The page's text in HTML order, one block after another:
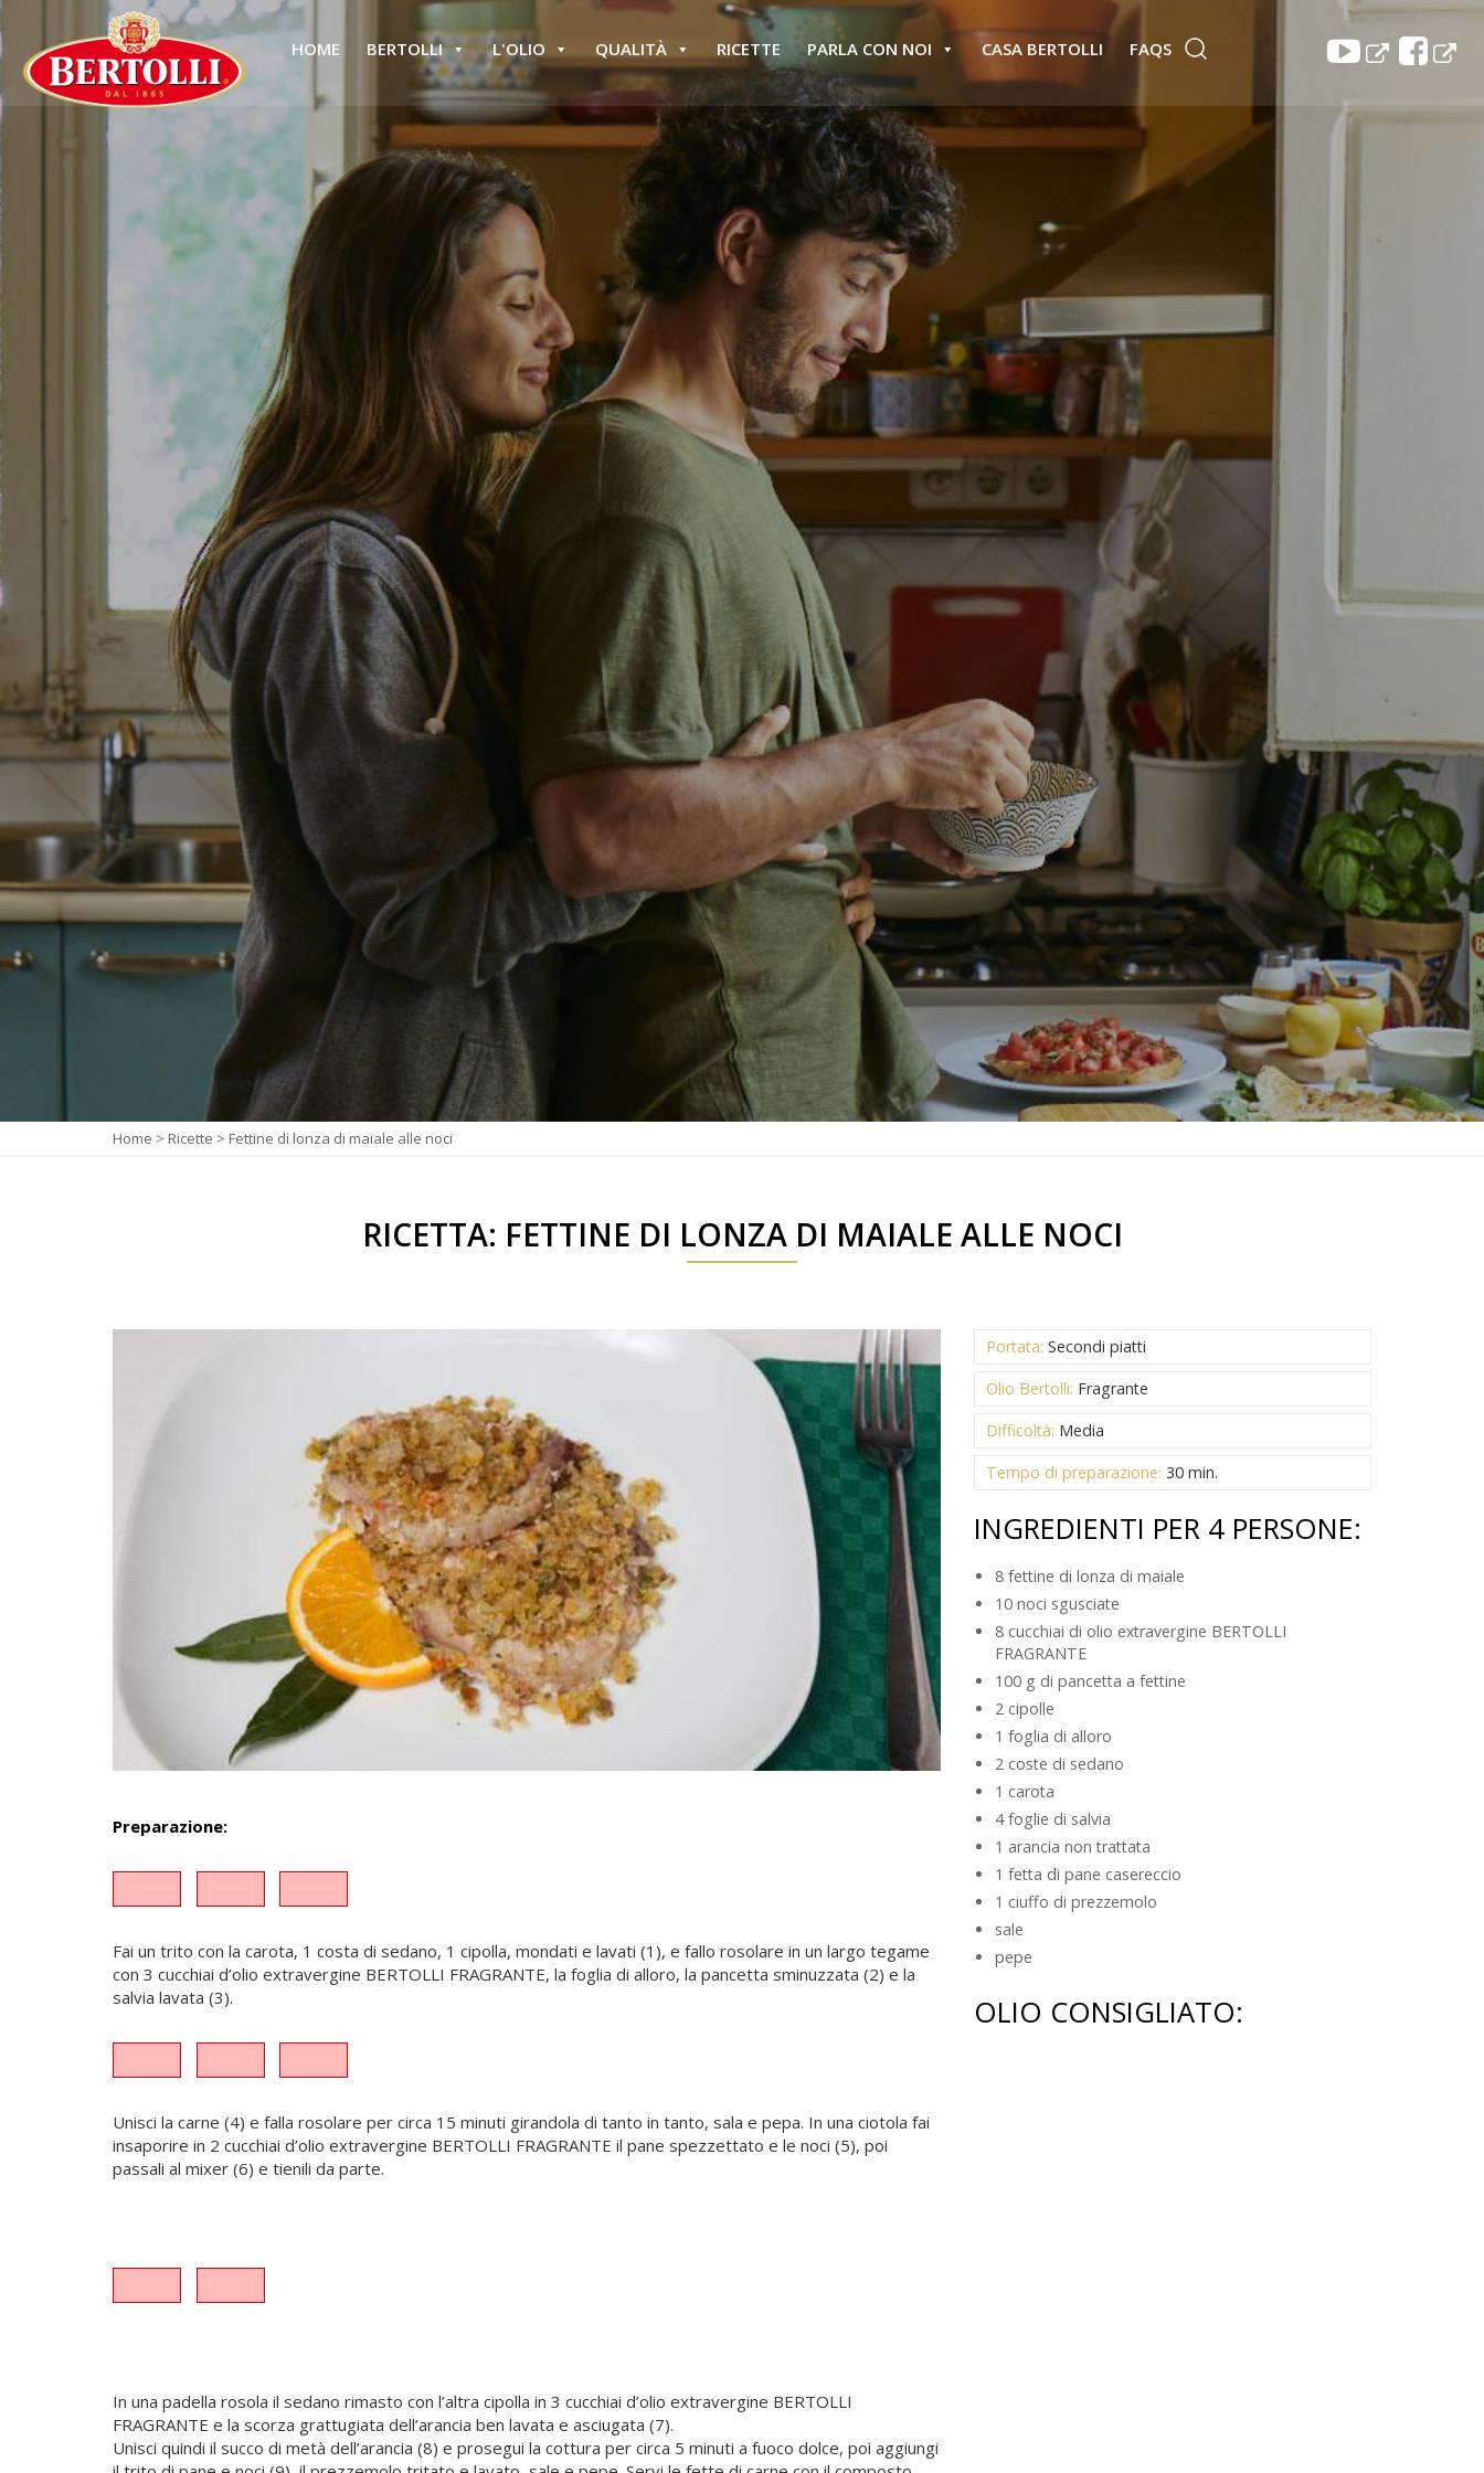
HOME BERTOLLI L'OLIO QUALITÀ RICETTE PARLA CON NOI CASA BERTOLLI FAQS
Home > Ricette > Fettine di lonza di maiale alle noci
RICETTA: FETTINE DI LONZA DI MAIALE ALLE NOCI
Preparazione:
Fai un trito con la carota, 1 costa di sedano, 1 cipolla, mondati e lavati (1), e fallo rosolare in un largo tegame
con 3 cucchiai d’olio extravergine BERTOLLI FRAGRANTE, la foglia di alloro, la pancetta sminuzzata (2) e la
salvia lavata (3).
Unisci la carne (4) e falla rosolare per circa 15 minuti girandola di tanto in tanto, sala e pepa. In una ciotola fai
insaporire in 2 cucchiai d’olio extravergine BERTOLLI FRAGRANTE il pane spezzettato e le noci (5), poi
passali al mixer (6) e tienili da parte.
Portata: Secondi piatti
Olio Bertolli: Fragrante
Difficoltà: Media
Tempo di preparazione: 30 min.
INGREDIENTI PER 4 PERSONE:
8 fettine di lonza di maiale
10 noci sgusciate
8 cucchiai di olio extravergine BERTOLLI
FRAGRANTE
100 g di pancetta a fettine
2 cipolle
1 foglia di alloro
2 coste di sedano
1 carota
4 foglie di salvia
1 arancia non trattata
1 fetta di pane casereccio
1 ciuffo di prezzemolo
sale
pepe
OLIO CONSIGLIATO: